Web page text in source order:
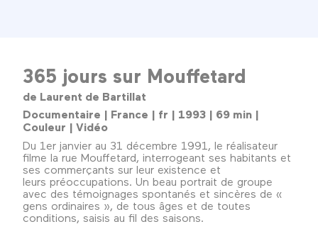
365 jours sur Mouffetard
de Laurent de Bartillat
Documentaire | France | fr | 1993 | 69 min |
Couleur | Vidéo
Du 1er janvier au 31 décembre 1991, le réalisateur
filme la rue Mouffetard, interrogeant ses habitants et
ses commerçants sur leur existence et
leurs préoccupations. Un beau portrait de groupe
avec des témoignages spontanés et sincères de «
gens ordinaires », de tous âges et de toutes
conditions, saisis au fil des saisons.